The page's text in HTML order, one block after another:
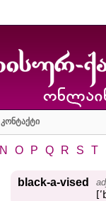
კონტაქტი
N O P Q R S T
black-a-vised